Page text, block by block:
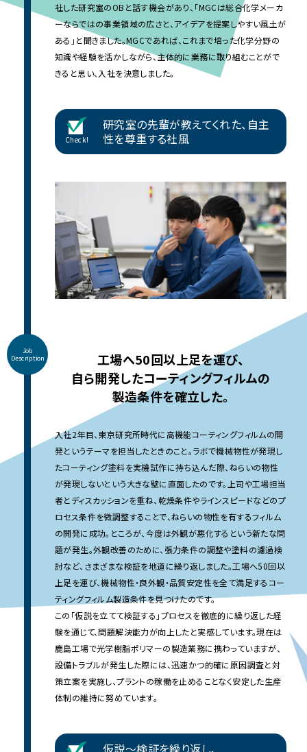
社した研究室のOBと話す機会があり、「MGCは総合化学メーカ
ーならではの事業領域の広さと、アイデアを提案しやすい風土が
ある」と聞きました。MGCであれば、これまで培った化学分野の
知識や経験を活かしながら、主体的に業務に取り組むことがで
きると思い、入社を決意しました。
Check!
研究室の先輩が教えてくれた、自主
性を尊重する社風
Job
Description
工場へ50回以上足を運び、
自ら開発したコーティングフィルムの
製造条件を確立した。
入社2年目、東京研究所時代に高機能コーティングフィルムの開
発というテーマを担当したときのこと。ラボで機械物性が発現し
たコーティング塗料を実機試作に持ち込んだ際、ねらいの物性
が発現しないという大きな壁に直面したのです。上司や工場担当
者とディスカッションを重ね、乾燥条件やラインスピードなどのプ
ロセス条件を微調整することで、ねらいの物性を有するフィルム
の開発に成功。ところが、今度は外観が悪化するという新たな問
題が発生。外観改善のために、張力条件の調整や塗料の濾過検
討など、さまざまな検証を地道に繰り返しました。工場へ50回以
上足を運び、機械物性・良外観・品質安定性を全て満足するコー
ティングフィルム製造条件を見つけたのです。
この「仮説を立てて検証する」プロセスを徹底的に繰り返した経
験を通じて、問題解決能力が向上したと実感しています。現在は
鹿島工場で光学樹脂ポリマーの製造業務に携わっていますが、
設備トラブルが発生した際には、迅速かつ的確に原因調査と対
策立案を実施し、プラントの稼働を止めることなく安定した生産
体制の維持に努めています。